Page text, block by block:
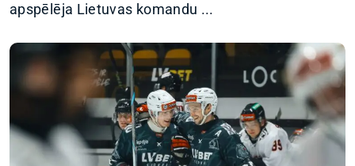
apspēlēja Lietuvas komandu ...